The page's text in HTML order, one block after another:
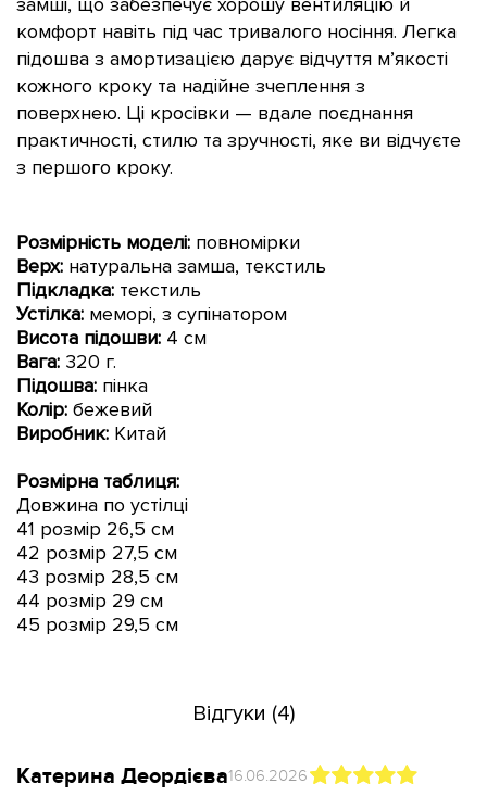
комфорт навіть під час тривалого носіння. Легка
підошва з амортизацією дарує відчуття м’якості
кожного кроку та надійне зчеплення з
поверхнею. Ці кросівки — вдале поєднання
практичності, стилю та зручності, яке ви відчуєте
з першого кроку.
Розмірність моделі: повномірки
Верх: натуральна замша, текстиль
Підкладка: текстиль
Устілка: меморі, з супінатором
Висота підошви: 4 см
Вага: 320 г.
Підошва: пінка
Колір: бежевий
Виробник: Китай
Розмірна таблиця:
Довжина по устілці
41 розмір 26,5 см
42 розмір 27,5 см
43 розмір 28,5 см
44 розмір 29 см
45 розмір 29,5 см
Відгуки (4)
Катерина Деордієва16.06.2026